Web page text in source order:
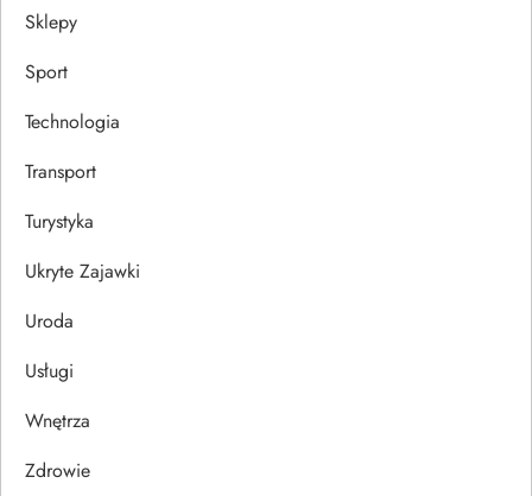
Sklepy
Sport
Technologia
Transport
Turystyka
Ukryte Zajawki
Uroda
Usługi
Wnętrza
Zdrowie